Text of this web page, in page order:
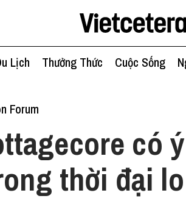
Lịch Thưởng Thức Cuộc Sống
Forum
có
thời đại